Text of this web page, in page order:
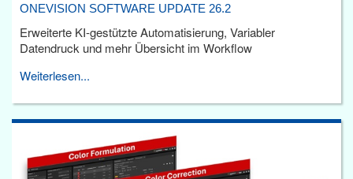
ONEVISION SOFTWARE UPDATE 26.2
Erweiterte KI-gestützte Automatisierung, Variabler
Datendruck und mehr Übersicht im Workflow
Weiterlesen...